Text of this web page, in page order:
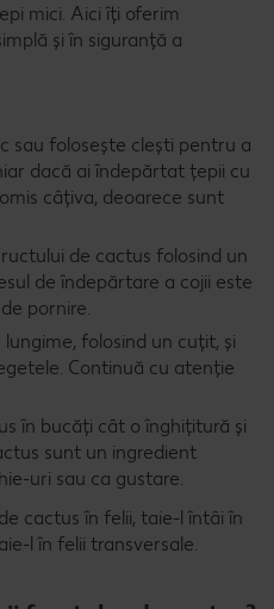
mici. Aici îți oferim
și în siguranță a
sau folosește clești pentru a
dacă ai îndepărtat țepii cu
câțiva, deoarece sunt
de cactus folosind un
de îndepărtare a cojii este
pornire.
folosind un cuțit, și
Continuă cu atenție
în bucăți cât o înghițitură și
sunt un ingredient
uri sau ca gustare.
cactus în felii, taie-l întâi în
l în felii transversale.